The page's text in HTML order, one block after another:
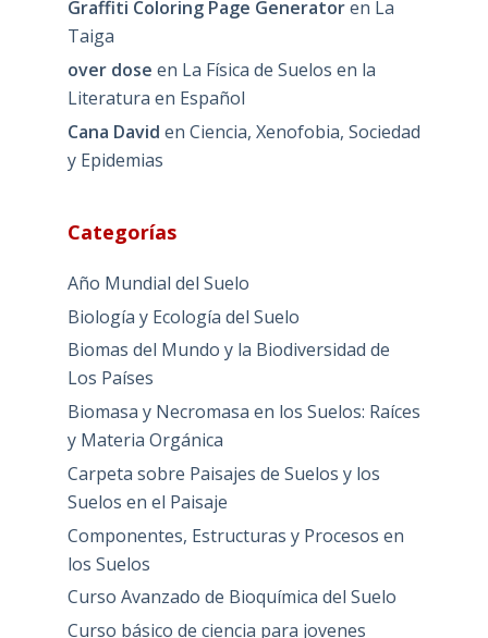
Graffiti Coloring Page Generatoren La
Taiga
over dose en La Física de Suelos en la
Literatura en Español
Cana David en Ciencia, Xenofobia, Sociedad
y Epidemias
Categorías
Año Mundial del Suelo
Biología y Ecología del Suelo
Biomas del Mundo y la Biodiversidad de
Los Países
Biomasa y Necromasa en los Suelos: Raíces
y Materia Orgánica
Carpeta sobre Paisajes de Suelos y los
Suelos en el Paisaje
Componentes, Estructuras y Procesos en
los Suelos
Curso Avanzado de Bioquímica del Suelo
Curso básico de ciencia para jovenes